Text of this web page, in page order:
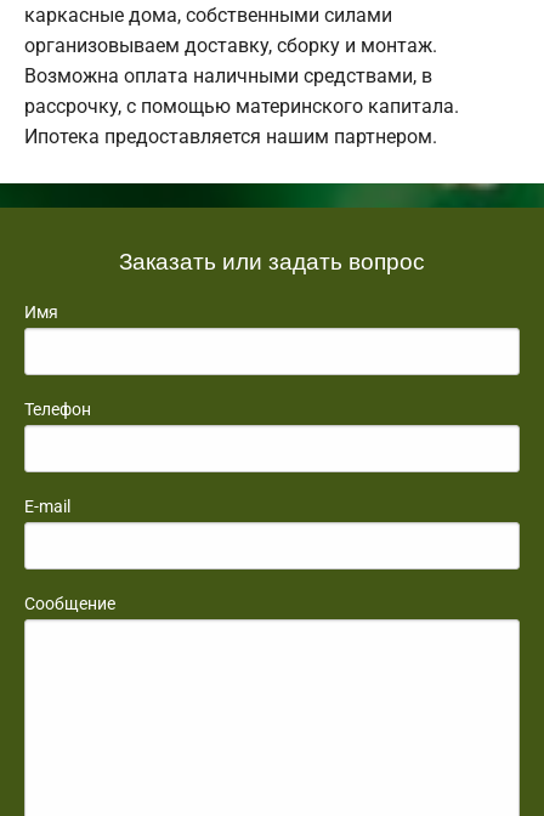
каркасные дома, собственными силами
организовываем доставку, сборку и монтаж.
Возможна оплата наличными средствами, в
рассрочку, с помощью материнского капитала.
Ипотека предоставляется нашим партнером.
Заказать или задать вопрос
Имя
Телефон
E-mail
Сообщение